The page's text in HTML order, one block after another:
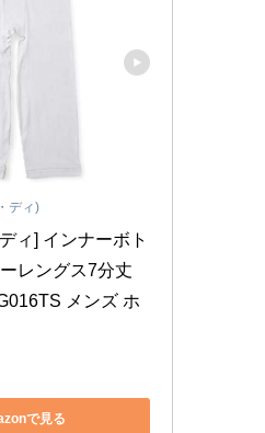
ディ)
ィ] インナーボト
レングス7分丈
メンズ ホ
で見る